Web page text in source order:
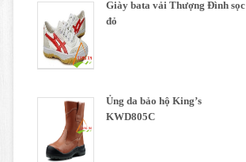
Giày bata vải Thượng Đình sọc
đỏ
Ủng da bảo hộ King’s
KWD805C